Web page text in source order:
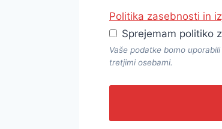
Politika zasebnosti in
Sprejemam politiko
Vaše podatke bomo
tretjimi osebami.